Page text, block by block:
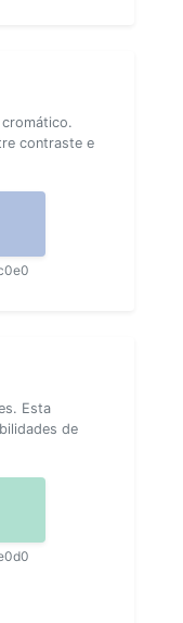
contraste e
Esta
de